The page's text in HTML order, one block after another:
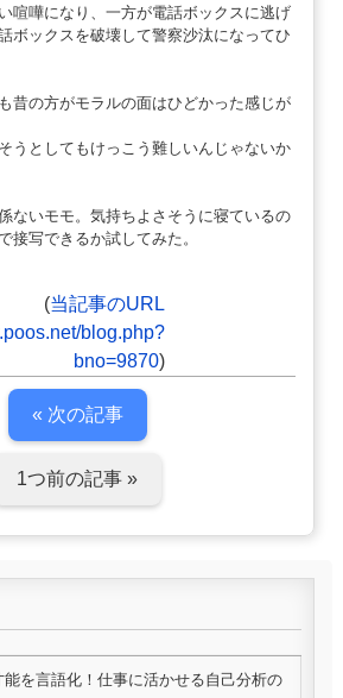
喧嘩になり、一方が電話ボックスに逃げ
ボックスを破壊して警察沙汰になってひ
昔の方がモラルの面はひどかった感じが
うとしてもけっこう難しいんじゃないか
ないモモ。気持ちよさそうに寝ているの
接写できるか試してみた。
(当記事のURL
blog.php?
bno=9870)
« 次の記事
1つ前の記事 »
を言語化！仕事に活かせる自己分析の